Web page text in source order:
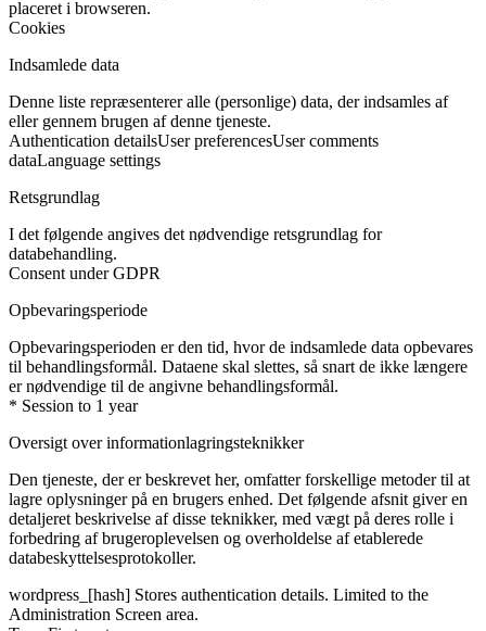
placeret i browseren.
Cookies
Indsamlede data
Denne liste repræsenterer alle (personlige) data, der indsamles af
eller gennem brugen af denne tjeneste.
Authentication detailsUser preferencesUser comments
dataLanguage settings
Retsgrundlag
I det følgende angives det nødvendige retsgrundlag for
databehandling.
Consent under GDPR
Opbevaringsperiode
Opbevaringsperioden er den tid, hvor de indsamlede data opbevares
til behandlingsformål. Dataene skal slettes, så snart de ikke længere
er nødvendige til de angivne behandlingsformål.
* Session to 1 year
Oversigt over informationlagringsteknikker
Den tjeneste, der er beskrevet her, omfatter forskellige metoder til at
lagre oplysninger på en brugers enhed. Det følgende afsnit giver en
detaljeret beskrivelse af disse teknikker, med vægt på deres rolle i
forbedring af brugeroplevelsen og overholdelse af etablerede
databeskyttelsesprotokoller.
wordpress_[hash] Stores authentication details. Limited to the
Administration Screen area.